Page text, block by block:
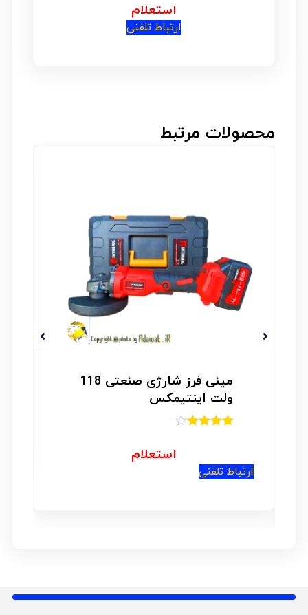
استعلام
ارتباط تلفنی
محصولات مرتبط
مینی فرز شارژی صنعتی 118
ولت اینتیمکس
استعلام
ارتباط تلفنی